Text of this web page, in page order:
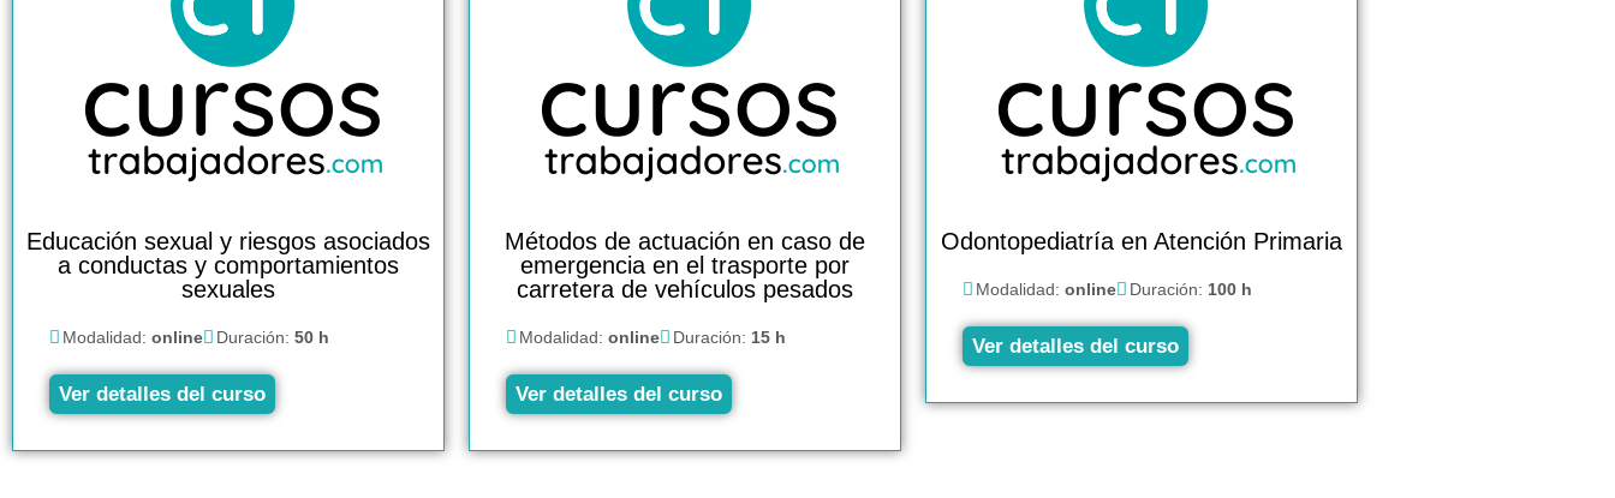
Educación sexual y riesgos asociados
a conductas y comportamientos
sexuales
Modalidad: online Duración: 50 h
Ver detalles del curso
Métodos de actuación en caso de
emergencia en el trasporte por
carretera de vehículos pesados
Modalidad: online Duración: 15 h
Ver detalles del curso
Odontopediatría en Atención Primaria
Modalidad: online Duración: 100 h
Ver detalles del curso